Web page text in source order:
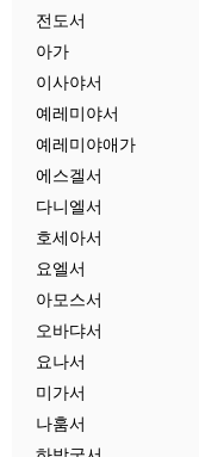
전도서
아가
이사야서
예레미야서
예레미야애가
에스겔서
다니엘서
호세아서
요엘서
아모스서
오바댜서
요나서
미가서
나훔서